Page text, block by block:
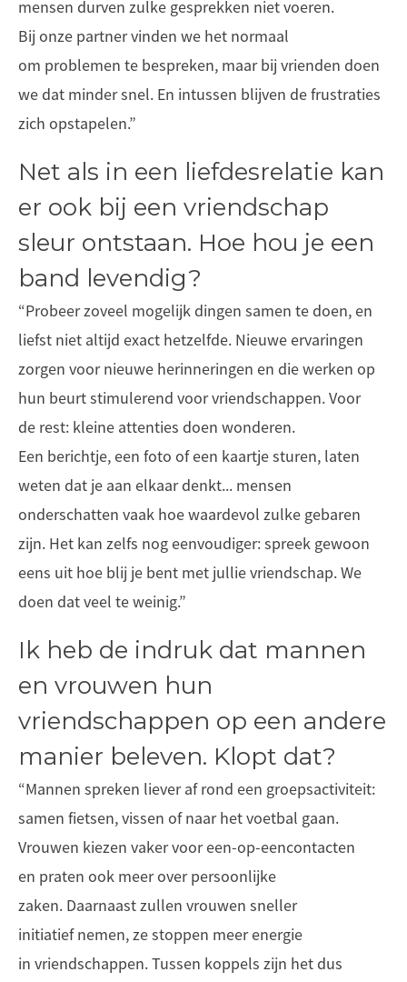
mensen durven zulke gesprekken niet voeren.
Bij onze partner vinden we het normaal
om problemen te bespreken, maar bij vrienden doen
we dat minder snel. En intussen blijven de frustraties
zich opstapelen.”
Net als in een liefdesrelatie kan
er ook bij een vriendschap
sleur ontstaan. Hoe hou je een
band levendig?
“Probeer zoveel mogelijk dingen samen te doen, en
liefst niet altijd exact hetzelfde. Nieuwe ervaringen
zorgen voor nieuwe herinneringen en die werken op
hun beurt stimulerend voor vriendschappen. Voor
de rest: kleine attenties doen wonderen.
Een berichtje, een foto of een kaartje sturen, laten
weten dat je aan elkaar denkt... mensen
onderschatten vaak hoe waardevol zulke gebaren
zijn. Het kan zelfs nog eenvoudiger: spreek gewoon
eens uit hoe blij je bent met jullie vriendschap. We
doen dat veel te weinig.”
Ik heb de indruk dat mannen
en vrouwen hun
vriendschappen op een andere
manier beleven. Klopt dat?
“Mannen spreken liever af rond een groepsactiviteit:
samen fietsen, vissen of naar het voetbal gaan.
Vrouwen kiezen vaker voor een-op-eencontacten
en praten ook meer over persoonlijke
zaken. Daarnaast zullen vrouwen sneller
initiatief nemen, ze stoppen meer energie
in vriendschappen. Tussen koppels zijn het dus